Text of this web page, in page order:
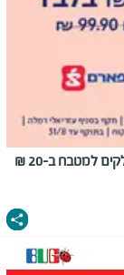
בקנייה מעל 199 ₪ בסופר פארם מקבלים מארז 3 חלקים למטבח ב-20 ₪